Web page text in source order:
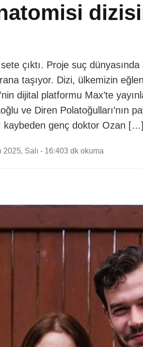
çıktı. Proje suç
taşıyor. Dizi, ülkemizin
dijital platformu Max’te
ve Diren Polatoğulları’nın
kaybeden genç doktor Ozan […]
2025, Salı - 16:403 dk okuma